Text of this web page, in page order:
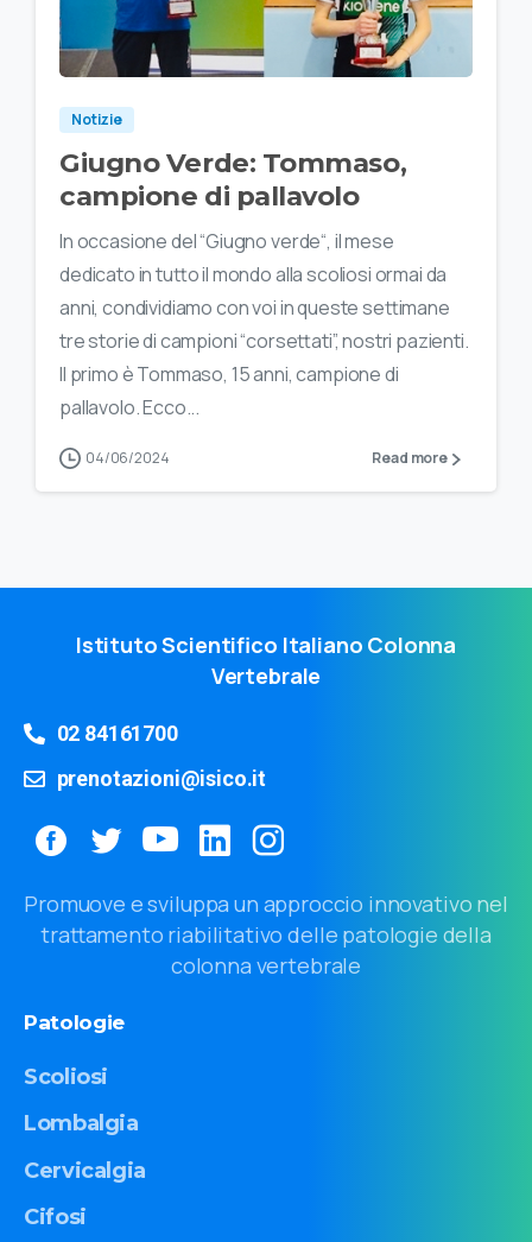
Notizie
Giugno Verde: Tommaso,
campione di pallavolo
In occasione del “Giugno verde“, il mese
dedicato in tutto il mondo alla scoliosi ormai da
anni, condividiamo con voi in queste settimane
tre storie di campioni “corsettati”, nostri pazienti.
Il primo è Tommaso, 15 anni, campione di
pallavolo. Ecco...
04/06/2024 Read more
Istituto Scientifico Italiano Colonna
Vertebrale
02 84161700
prenotazioni@isico.it
Promuove e sviluppa un approccio innovativo nel
trattamento riabilitativo delle patologie della
colonna vertebrale
Patologie
Scoliosi
Lombalgia
Cervicalgia
Cifosi